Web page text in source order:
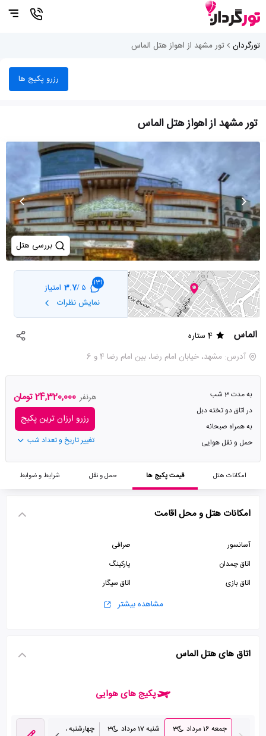
تورگردان تور مشهد از اهواز هتل الماس
رزرو پکیج ها
تور مشهد از اهواز هتل الماس
بررسی هتل
131
5 /
3.7 امتیاز
نمایش نظرات
الماس
4 ستاره
آدرس: مشهد، خیابان امام رضا، بین امام رضا 4 و 6
به مدت 3 شب
در اتاق دو تخته دبل
به همراه صبحانه
حمل و نقل هوایی
هرنفر 24,320,000 تومان
رزرو ارزان ترین پکیج
تغییر تاریخ و تعداد شب
امکانات هتل قیمت پکیج ها حمل و نقل شرایط و ضوابط
امکانات هتل و محل اقامت
آسانسور
صرافی
اتاق چمدان
پارکینگ
اتاق بازی
اتاق سیگار
مشاهده بیشتر
اتاق های هتل الماس
پکیج های هوایی
جمعه 16 مرداد
3
شنبه 17 مرداد
3
چهارشنبه 28 مرداد
3